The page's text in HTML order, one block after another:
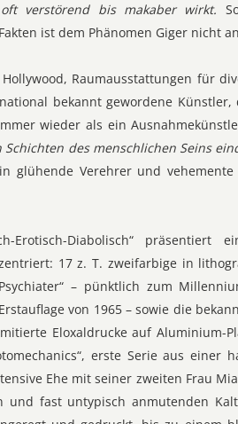
verstörend bis makaber wirkt.
ist dem Phänomen Giger nicht
Raumausstattungen für
bekannt gewordene
wieder als ein
des menschlichen Seins
glühende Verehrer und
Erotisch-Diabolisch“
17 z. T. zweifarbige in
– pünktlich zum
von 1965 – sowie die
Eloxaldrucke auf Aluminium-
erste Serie aus einer
Ehe mit seiner zweiten Frau
und fast untypisch anmutenden